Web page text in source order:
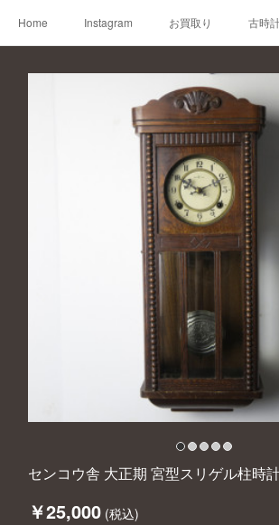
Home Instagram お買取り 古時
センコウ舎 大正期 宮型スリゲル柱時
￥25,000(税込)